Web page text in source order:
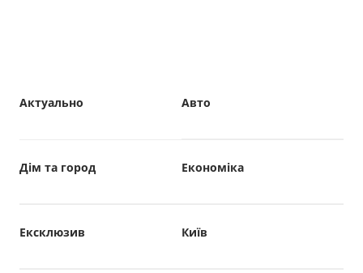
Авто
Актуально
Дім та город Економіка
Ексклюзив Київ